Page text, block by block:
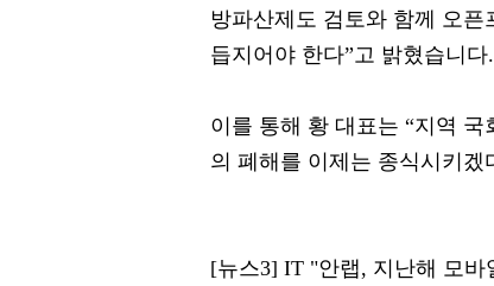
방파산제도 검토와 함께 오
듭지어야 한다”고 밝혔습니다.
이를 통해 황 대표는 “지역
의 폐해를 이제는 종식시키겠
[뉴스3] IT "안랩, 지난해 모바